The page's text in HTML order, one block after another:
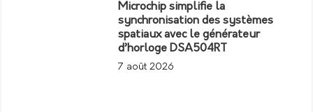
Microchip simplifie la
synchronisation des systèmes
spatiaux avec le générateur
d’horloge DSA504RT
7 août 2026